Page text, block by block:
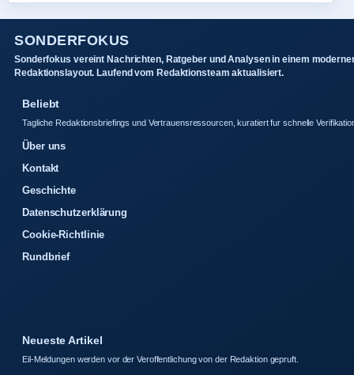
SONDERFOKUS
Sonderfokus vereint Nachrichten, Ratgeber und Analysen in einem
Redaktionslayout. Laufend vom Redaktionsteam aktualisiert.
Beliebt
Tagliche Redaktionsbriefings und Vertrauensressourcen, kuratiert fur schnelle
Über uns
Kontakt
Geschichte
Datenschutzerklärung
Cookie-Richtlinie
Rundbrief
Neueste Artikel
Eil-Meldungen werden vor der Veroffentlichung von der Redaktion gepruft.